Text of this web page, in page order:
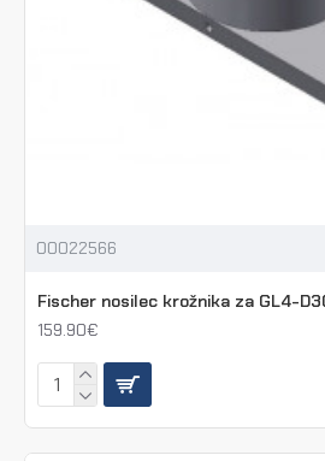
00022566
Fischer nosilec krožnika za GL4-
159.90€